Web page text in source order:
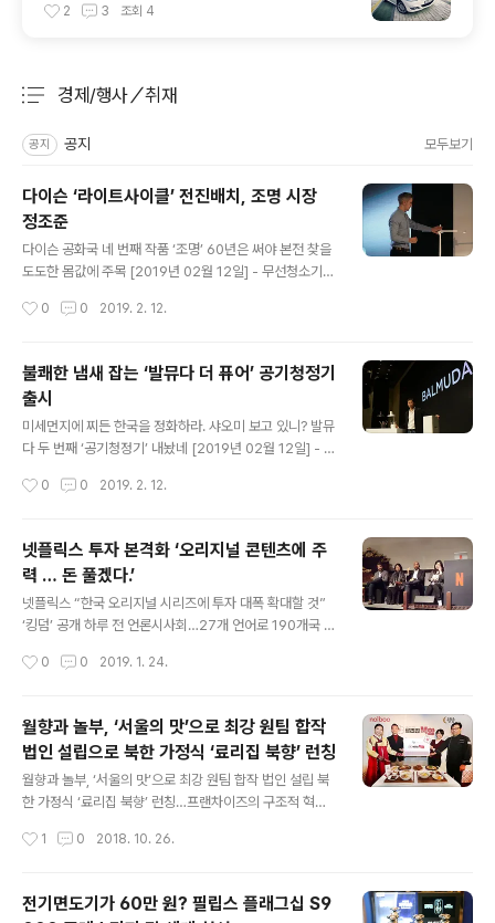
스 ‘B200’ 마이비(My B)
2 3 조회 4
경제/행사／취재
공지 공지 모두보기
다이슨 ‘라이트사이클’ 전진배치, 조명 시장
정조준
다이슨 공화국 네 번째 작품 ‘조명’ 60년은 써야 본전 찾을
도도한 몸값에 주목 [2019년 02월 12일] - 무선청소기,
라이프스타일 제품의 상징처럼 자리잡은 다이슨. 다이슨이
이상의 밝기, 눈부심 방지기능, 낮은 깜박임 빈도등 보다 정
밀한 조명 경험을 강점으로 내세운다. 다이슨은 이 제품을
제작하기 위해 90여 명의 엔지니어들이 2년여에 걸쳐 89
2개의 프로토타입을 만든 끝에 얻어낸 결과물이라고 밝혔
인으로 구성된 라이트사이클 데스크 조명은 '자연광'에 초
0 0 2019. 2. 12.
불쾌한 냄새 잡는 ‘발뮤다 더 퓨어’ 공기청정기
출시
미세먼지에 찌든 한국을 정화하라. 샤오미 보고 있니? 발뮤
다 두 번째 ‘공기청정기’ 내놨네 [2019년 02월 12일] - 일
공습당한 형국이다. 웬일로 화창하네~ 라고 생각할 때면
이 들면 저 멀리에서 밀려오는 뿌연 먼지에 숨이 막히니 ‘젠
장’이라는 말도 절로 나온다. 덕분에 외출 시에 마스크 착용
은 기본이 됐고, 각 가정에 공기청정기는 이제 필수품 반열
에 오른 상태다. 때마침 가성비로 좋은 평가 받은 샤오미 미
에어 제품이 불티나게 팔린 것은 우연일까? 메이드인 중국
는 아이러니한 모습에 그저 기가 차고 코가 찬다. 설마 공기
0 0 2019. 2. 12.
넷플릭스 투자 본격화 ‘오리지널 콘텐츠에 주
력 … 돈 풀겠다.’
넷플릭스 “한국 오리지널 시리즈에 투자 대폭 확대할 것”
‘킹덤’ 공개 하루 전 언론시사회…27개 언어로 190개국 동
‘넷플릭스 하다(netflixed)’라는 신조어가 있다. 기존 비즈
‘혁신’의 아이콘이 되어있음을 보여주는 상징적인 사례다.
1997년 DVD 렌탈 사업으로 시작해 전 세계 1억 3천 9백
만의 회원을 확보한 명실상부한 원톱 엔터테인먼트 기업으
로 성장한 넷플릭스. 유료회원 비중이 미국 외에서 60%를
차지하여 글로벌 기업으로서의 위상도 공고히 하고 있으
수많은 ‘넷플폐인’을 양산하며 성공적인 행보를 이어가고
0 0 2019. 1. 24.
월향과 놀부, ‘서울의 맛’으로 최강 원팀 합작
법인 설립으로 북한 가정식 ‘료리집 북향’ 런칭
월향과 놀부, ‘서울의 맛’으로 최강 원팀 합작 법인 설립 북
한 가정식 ‘료리집 북향’ 런칭…프랜차이즈의 구조적 혁신
위해 가장 중요한 핵심요소는 무엇일까? 참신한 아이템, 공
것이 없겠지만, 앤젤투자자 혹은 벤처캐피털 관계자가 입
을 모아 가장 첫째로 꼽는 것은 바로 좋은 ‘팀’이다. 무엇을
1 0 2018. 10. 26.
전기면도기가 60만 원? 필립스 플래그십 S9